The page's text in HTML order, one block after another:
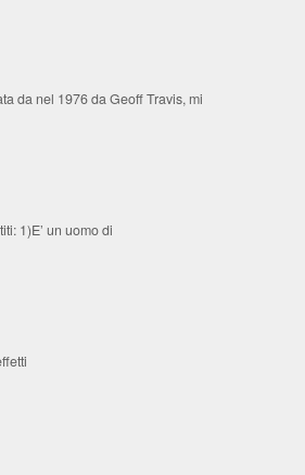
da nel 1976 da Geoff Travis, mi
1)E’ un uomo di